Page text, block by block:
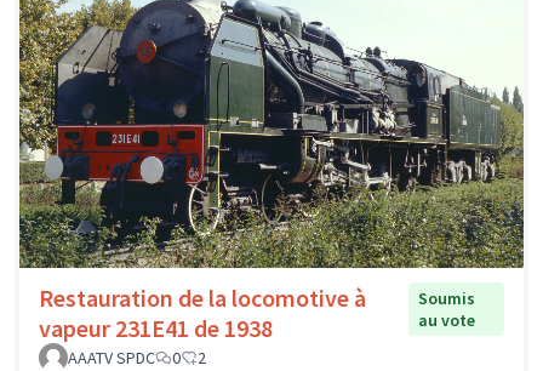
Restauration de la locomotive à
vapeur 231E41 de 1938
Soumis
au vote
AAATV SPDC
0 2